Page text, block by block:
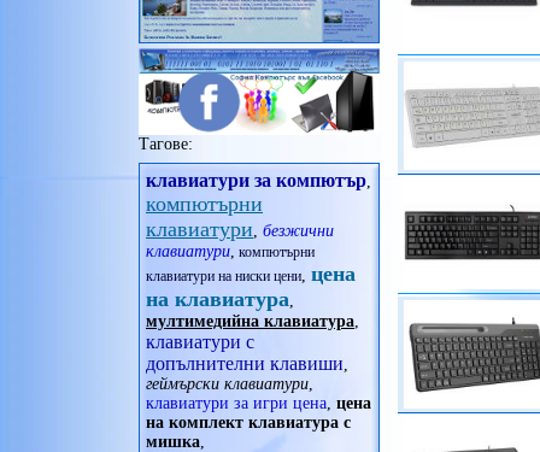
Seasonic
SHARKOON
Shuttle
Spire
Super Flower
SUPERMICRO
Thermalright
Thermaltake
Trendsonic
XIGMATEK
Xilence
XPG
Zebra
или изберете
захранвания втора употреба
офис принадлежности
очила
принадлежности
радиостанции
рамка за снимка
сплитери
телескоп
уреди за дома
фитнес гривни
часовници
Тагове:
клавиатури за компютър,
компютърни
клавиатури, безжични
клавиатури, компютърни
клавиатури на ниски цени, цена
на клавиатура,
мултимедийна клавиатура,
клавиатури с
допълнителни клавиши,
геймърски клавиатури,
клавиатури за игри цена, цена
на комплект клавиатура с
мишка,